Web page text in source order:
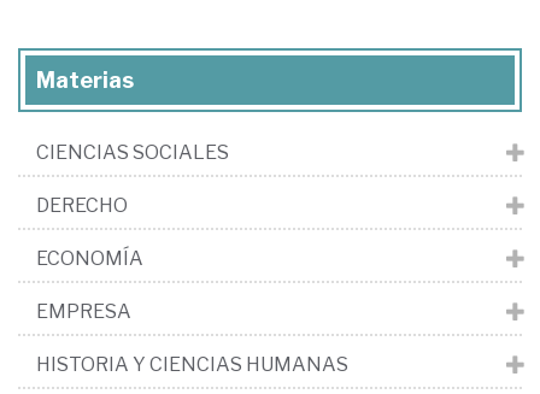
Materias
CIENCIAS SOCIALES
DERECHO
ECONOMÍA
EMPRESA
HISTORIA Y CIENCIAS HUMANAS